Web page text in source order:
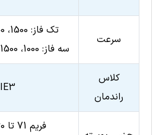
سرعت
تک فاز: 1500، 3000 دور در دقیقه
سه فاز: 1000، 1500، 3000 دور در دقیقه
کلاس
راندمان
IE3 و IE2
فریم 71 تا 160: آلومینیومی